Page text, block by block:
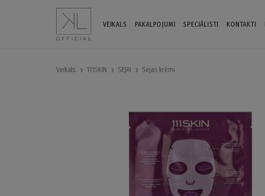
VEIKALS PAKALPOJUMI SPECIĀLISTI KONTAKTI
Veikals 111SKIN SEJAI Sejas krēmi